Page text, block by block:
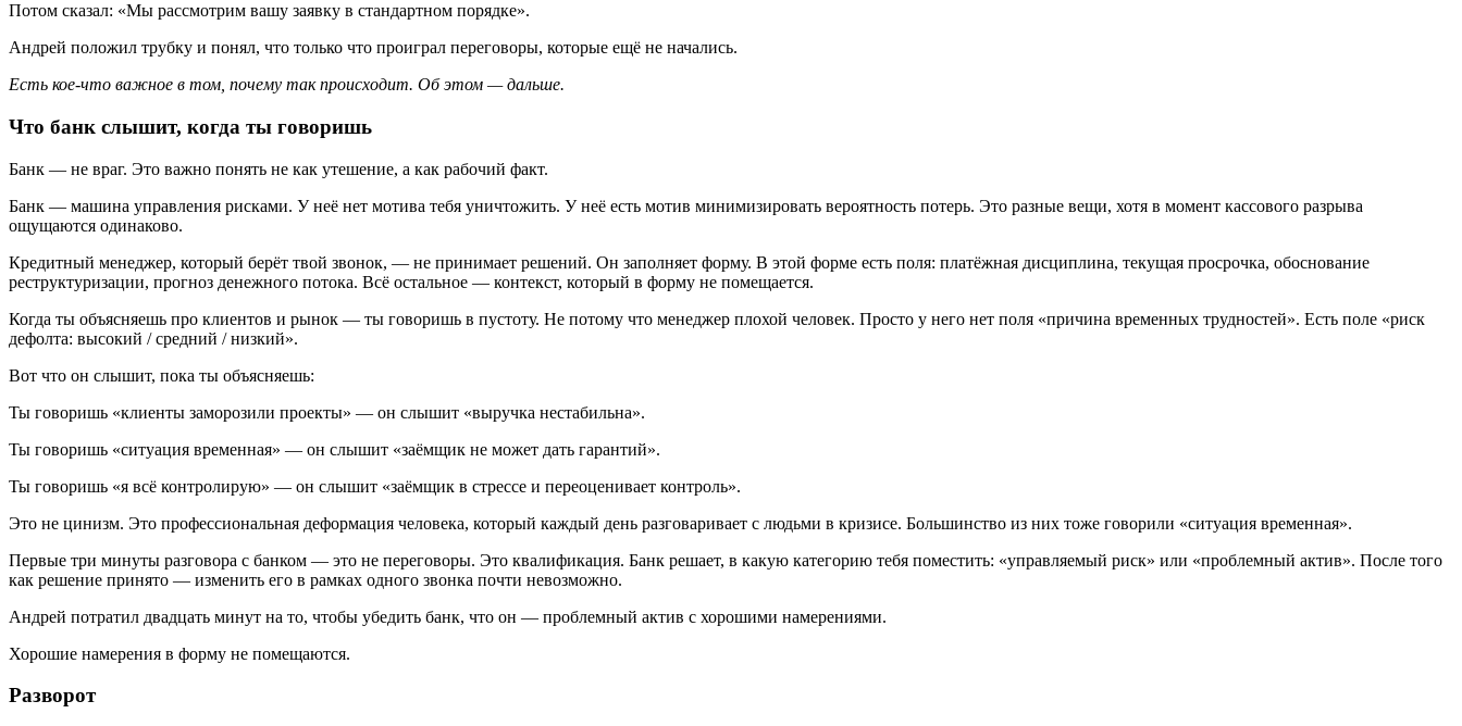
Потом сказал: «Мы рассмотрим вашу заявку в стандартном порядке».
Андрей положил трубку и понял, что только что проиграл переговоры, которые ещё не начались.
Есть кое-что важное в том, почему так происходит. Об этом — дальше.
Что банк слышит, когда ты говоришь
Банк — не враг. Это важно понять не как утешение, а как рабочий факт.
Банк — машина управления рисками. У неё нет мотива тебя уничтожить. У неё есть мотив минимизировать вероятность потерь. Это разные вещи, хотя в момент кассового разрыва
ощущаются одинаково.
Кредитный менеджер, который берёт твой звонок, — не принимает решений. Он заполняет форму. В этой форме есть поля: платёжная дисциплина, текущая просрочка, обоснование
реструктуризации, прогноз денежного потока. Всё остальное — контекст, который в форму не помещается.
Когда ты объясняешь про клиентов и рынок — ты говоришь в пустоту. Не потому что менеджер плохой человек. Просто у него нет поля «причина временных трудностей». Есть поле «риск
дефолта: высокий / средний / низкий».
Вот что он слышит, пока ты объясняешь:
Ты говоришь «клиенты заморозили проекты» — он слышит «выручка нестабильна».
Ты говоришь «ситуация временная» — он слышит «заёмщик не может дать гарантий».
Ты говоришь «я всё контролирую» — он слышит «заёмщик в стрессе и переоценивает контроль».
Это не цинизм. Это профессиональная деформация человека, который каждый день разговаривает с людьми в кризисе. Большинство из них тоже говорили «ситуация временная».
Первые три минуты разговора с банком — это не переговоры. Это квалификация. Банк решает, в какую категорию тебя поместить: «управляемый риск» или «проблемный актив». После того
как решение принято — изменить его в рамках одного звонка почти невозможно.
Андрей потратил двадцать минут на то, чтобы убедить банк, что он — проблемный актив с хорошими намерениями.
Хорошие намерения в форму не помещаются.
Разворот